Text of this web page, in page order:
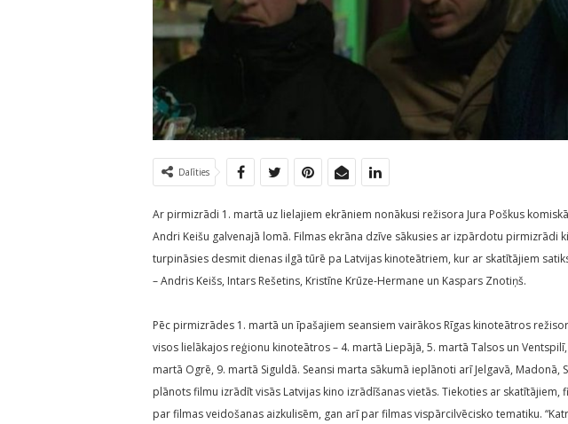
Dalīties
Ar pirmizrādi 1. martā uz lielajiem ekrāniem nonākusi režisora Jura Poškus
Andri Keišu galvenajā lomā. Filmas ekrāna dzīve sākusies ar izpārdotu pirmizrādi
turpināsies desmit dienas ilgā tūrē pa Latvijas kinoteātriem, kur ar skatītājiem
– Andris Keišs, Intars Rešetins, Kristīne Krūze-Hermane un Kaspars Znotiņš.
Pēc pirmizrādes 1. martā un īpašajiem seansiem vairākos Rīgas kinoteātros
visos lielākajos reģionu kinoteātros – 4. martā Liepājā, 5. martā Talsos un
martā Ogrē, 9. martā Siguldā. Seansi marta sākumā ieplānoti arī Jelgavā, Madonā,
plānots filmu izrādīt visās Latvijas kino izrādīšanas vietās. Tiekoties ar skatītājiem,
par filmas veidošanas aizkulisēm, gan arī par filmas vispārcilvēcisko tematiku.